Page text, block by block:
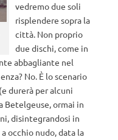
vedremo due soli
risplendere sopra la
città. Non proprio
due dischi, come in
abbagliante nel
No. È lo scenario
durerà per alcuni
Betelgeuse, ormai in
disintegrandosi in
occhio nudo, data la